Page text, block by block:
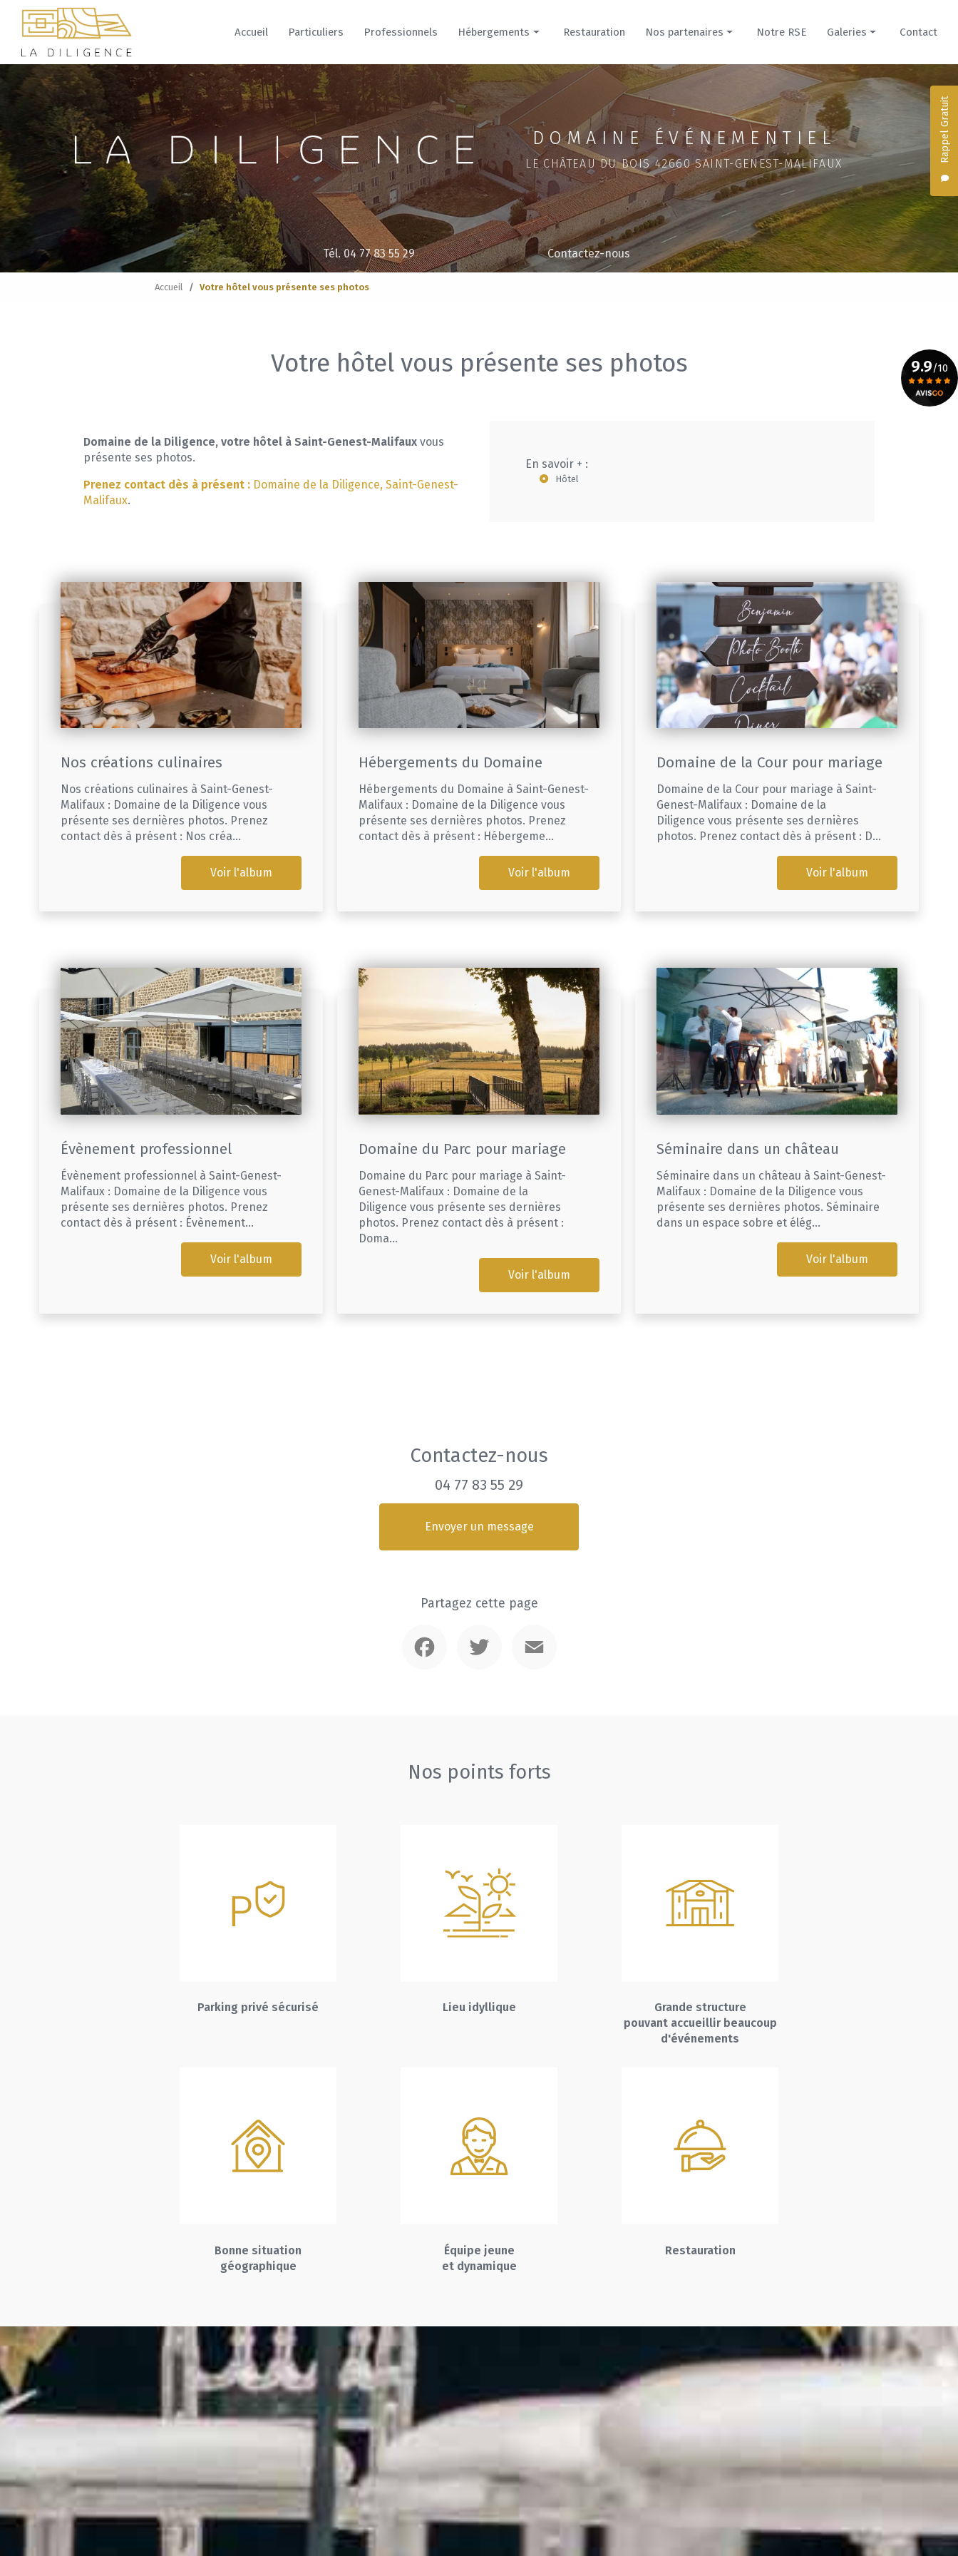
Aller
contenu
principal
Rappel Gratuit
Accueil Particuliers Professionnels Hébergements
Hôtel
Cour
Parc
Restauration Nos partenaires
Prestataires
Hébergements
Notre RSE Galeries
Nos créations culinaires
Hébergements du Domaine
Domaine de la Cour pour mariage
Évènement professionnel
Domaine du Parc pour mariage
Séminaire dans un château
Contact
9.9/10
DOMAINE ÉVÉNEMENTIEL
LE CHÂTEAU DU BOIS 42660 SAINT-GENEST-MALIFAUX
Tél. 04 77 83 55 29 Contactez-nous
Accueil Votre hôtel vous présente ses photos
Votre hôtel vous présente ses photos
Domaine de la Diligence, votre hôtel à Saint-Genest-Malifaux vous
présente ses photos.
Prenez contact dès à présent : Domaine de la Diligence, Saint-Genest-
Malifaux.
En savoir + :
Hôtel
Nos créations culinaires
Nos créations culinaires à Saint-Genest-
Malifaux : Domaine de la Diligence vous
présente ses dernières photos. Prenez
contact dès à présent : Nos créa...
Voir l'album
Hébergements du Domaine
Hébergements du Domaine à Saint-Genest-
Malifaux : Domaine de la Diligence vous
présente ses dernières photos. Prenez
contact dès à présent : Hébergeme...
Voir l'album
Domaine de la Cour pour mariage
Domaine de la Cour pour mariage à Saint-
Genest-Malifaux : Domaine de la
Diligence vous présente ses dernières
photos. Prenez contact dès à présent : D...
Voir l'album
Évènement professionnel
Évènement professionnel à Saint-Genest-
Malifaux : Domaine de la Diligence vous
présente ses dernières photos. Prenez
contact dès à présent : Évènement...
Voir l'album
Domaine du Parc pour mariage
Domaine du Parc pour mariage à Saint-
Genest-Malifaux : Domaine de la
Diligence vous présente ses dernières
photos. Prenez contact dès à présent :
Doma...
Voir l'album
Séminaire dans un château
Séminaire dans un château à Saint-Genest-
Malifaux : Domaine de la Diligence vous
présente ses dernières photos. Séminaire
dans un espace sobre et élég...
Voir l'album
Contactez-nous
04 77 83 55 29
Envoyer un message
Partagez cette page
Nos points forts
Parking privé sécurisé Lieu idyllique
Grande structure
pouvant accueillir beaucoup
d'événements
Bonne situation
géographique
Équipe jeune
et dynamique
Restauration